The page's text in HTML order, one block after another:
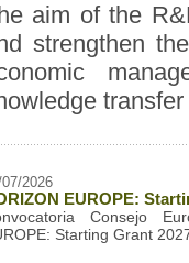
aim of the
strengthen
2026
EUROPE:
Consejo
Starting Grant